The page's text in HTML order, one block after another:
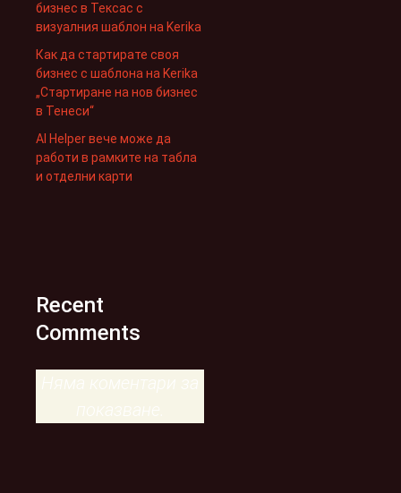
бизнес в Тексас с
визуалния шаблон на Kerika
Как да стартирате своя
бизнес с шаблона на Kerika
„Стартиране на нов бизнес
в Тенеси“
AI Helper вече може да
работи в рамките на табла
и отделни карти
Recent
Comments
Няма коментари за
показване.